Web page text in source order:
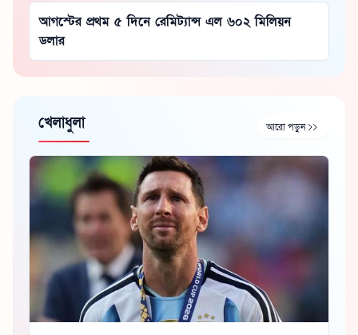
আগস্টের প্রথম ৫ দিনে রেমিট্যান্স এল ৬০২ মিলিয়ন
ডলার
খেলাধুলা আরো পড়ুন